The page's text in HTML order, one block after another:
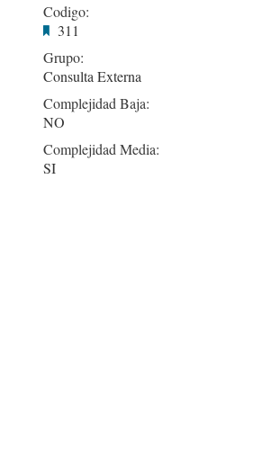
Codigo:
311
Grupo:
Consulta Externa
Complejidad Baja:
NO
Complejidad Media:
SI